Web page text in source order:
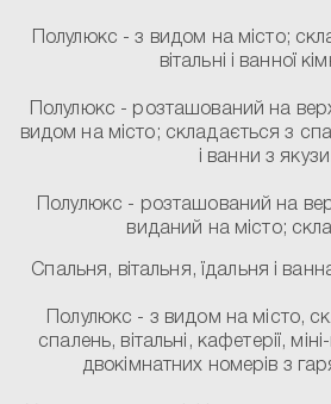
Полулюкс - з видом на місто;
вітальні і ванної
Полулюкс - розташований на
видом на місто; складається з
і ванни з
Полулюкс - розташований на
виданий на місто;
Спальня, вітальня, їдальня і
Полулюкс - з видом на місто,
спалень, вітальні, кафетерії,
двокімнатних номерів з